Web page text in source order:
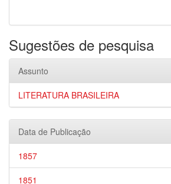
Sugestões de pesquisa
Assunto
LITERATURA BRASILEIRA
Data de Publicação
1857
1851